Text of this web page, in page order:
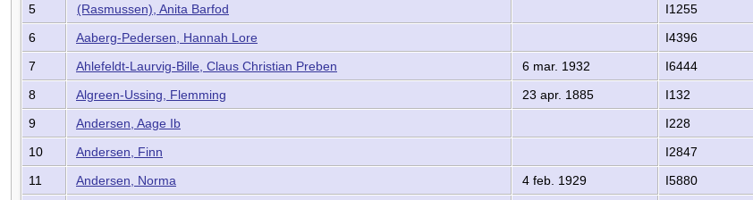
5
(Rasmussen), Anita Barfod
I1255
6
Aaberg-Pedersen, Hannah Lore
I4396
7
Ahlefeldt-Laurvig-Bille, Claus Christian Preben 6 mar. 1932
I6444
8
Algreen-Ussing, Flemming 23 apr. 1885
I132
9
Andersen, Aage Ib
I228
10
Andersen, Finn
I2847
11
Andersen, Norma 4 feb. 1929
I5880